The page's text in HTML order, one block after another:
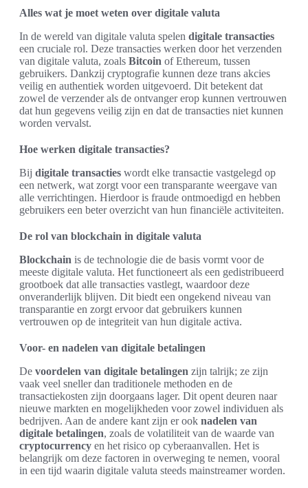
Alles wat je moet weten over digitale valuta
In de wereld van digitale valuta spelen digitale transacties
een cruciale rol. Deze transacties werken door het verzenden
van digitale valuta, zoals Bitcoin of Ethereum, tussen
gebruikers. Dankzij cryptografie kunnen deze trans akcies
veilig en authentiek worden uitgevoerd. Dit betekent dat
zowel de verzender als de ontvanger erop kunnen vertrouwen
dat hun gegevens veilig zijn en dat de transacties niet kunnen
worden vervalst.
Hoe werken digitale transacties?
Bij digitale transacties wordt elke transactie vastgelegd op
een netwerk, wat zorgt voor een transparante weergave van
alle verrichtingen. Hierdoor is fraude ontmoedigd en hebben
gebruikers een beter overzicht van hun financiële activiteiten.
De rol van blockchain in digitale valuta
Blockchain is de technologie die de basis vormt voor de
meeste digitale valuta. Het functioneert als een gedistribueerd
grootboek dat alle transacties vastlegt, waardoor deze
onveranderlijk blijven. Dit biedt een ongekend niveau van
transparantie en zorgt ervoor dat gebruikers kunnen
vertrouwen op de integriteit van hun digitale activa.
Voor- en nadelen van digitale betalingen
De voordelen van digitale betalingen zijn talrijk; ze zijn
vaak veel sneller dan traditionele methoden en de
transactiekosten zijn doorgaans lager. Dit opent deuren naar
nieuwe markten en mogelijkheden voor zowel individuen als
bedrijven. Aan de andere kant zijn er ook nadelen van
digitale betalingen, zoals de volatiliteit van de waarde van
cryptocurrency en het risico op cyberaanvallen. Het is
belangrijk om deze factoren in overweging te nemen, vooral
in een tijd waarin digitale valuta steeds mainstreamer worden.